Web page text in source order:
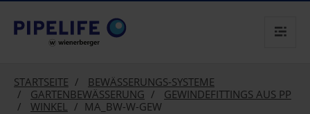
text.skipToContent
text.skipToNavigation
STARTSEITE
BEWÄSSERUNGS-SYSTEME
GARTENBEWÄSSERUNG
GEWINDEFITTINGS AUS PP
WINKEL
MA_BW-W-GEW